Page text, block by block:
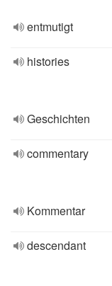
entmutigt
histories
Geschichten
commentary
Kommentar
descendant